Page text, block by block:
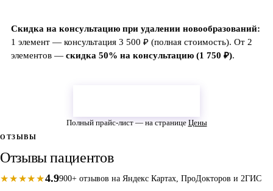
Скидка на консультацию при удалении новообразований:
1 элемент — консультация 3 500 ₽ (полная стоимость). От 2
элементов — скидка 50% на консультацию (1 750 ₽).
Полный прайс-лист — на странице Цены
ОТЗЫВЫ
Отзывы пациентов
★★★★★4.9900+ отзывов на Яндекс Картах, ПроДокторов и 2ГИС